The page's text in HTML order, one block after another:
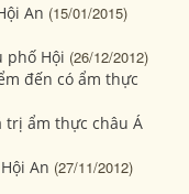
An (15/01/2015)
phố Hội (26/12/2012)
đến có ẩm thực
trị ẩm thực châu Á
An (27/11/2012)